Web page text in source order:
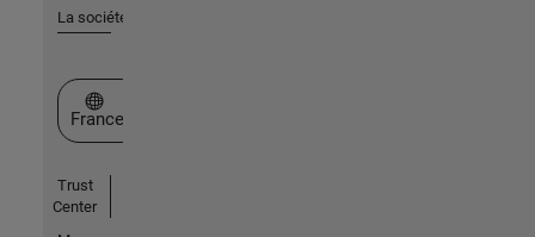
La société
Sélectionner un site web
France
Trust
Center